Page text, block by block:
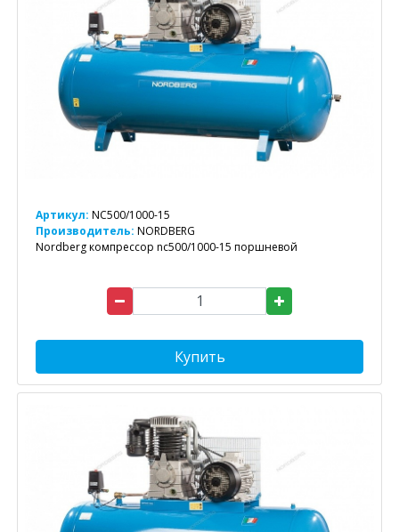
Артикул: NC500/1000-15
Производитель: NORDBERG
Nordberg компрессор nc500/1000-15 поршневой
Купить